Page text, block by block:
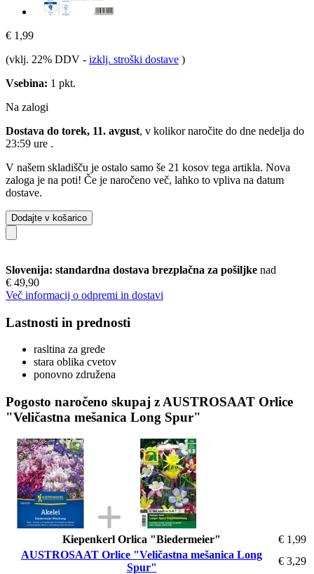
€ 1,99
(vklj. 22% DDV - izklj. stroški dostave )
Vsebina: 1 pkt.
Na zalogi
Dostava do torek, 11. avgust, v kolikor naročite do dne nedelja do
23:59 ure .
V našem skladišču je ostalo samo še 21 kosov tega artikla. Nova
zaloga je na poti! Če je naročeno več, lahko to vpliva na datum
dostave.
Dodajte v košarico
Slovenija: standardna dostava brezplačna za pošiljke nad
€ 49,90
Več informacij o odpremi in dostavi
Lastnosti in prednosti
rasltina za grede
stara oblika cvetov
ponovno združena
Pogosto naročeno skupaj z AUSTROSAAT Orlice
"Veličastna mešanica Long Spur"
Kiepenkerl Orlica "Biedermeier"
€ 1,99
AUSTROSAAT Orlice "Veličastna mešanica Long
Spur"
€ 3,29